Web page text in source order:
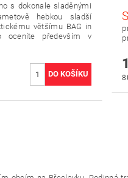
s dokonale sladěnými
hebkou sladší
většímu BAG in
oceníte především v
S